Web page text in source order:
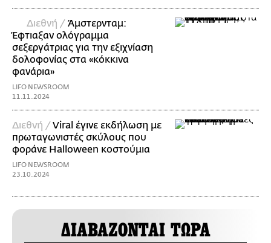
Διεθνή / Άμστερνταμ:
Έφτιαξαν ολόγραμμα
σεξεργάτριας για την εξιχνίαση
δολοφονίας στα «κόκκινα
φανάρια»
LIFO NEWSROOM
11.11.2024
Διεθνή / Viral έγινε εκδήλωση με
πρωταγωνιστές σκύλους που
φοράνε Halloween κοστούμια
LIFO NEWSROOM
23.10.2024
ΔΙΑΒΑΖΟΝΤΑΙ ΤΩΡΑ